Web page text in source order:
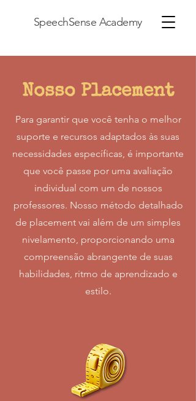
SpeechSense Academy
Nosso Placement
Para garantir que você tenha o melhor
suporte e recursos adaptados às suas
necessidades específicas, é importante
que você passe por uma avaliação
individual com um de nossos
professores. Nosso método detalhado
de placement vai além de um simples
nivelamento, proporcionando uma
compreensão abrangente de suas
habilidades, ritmo de aprendizado e
estilo.